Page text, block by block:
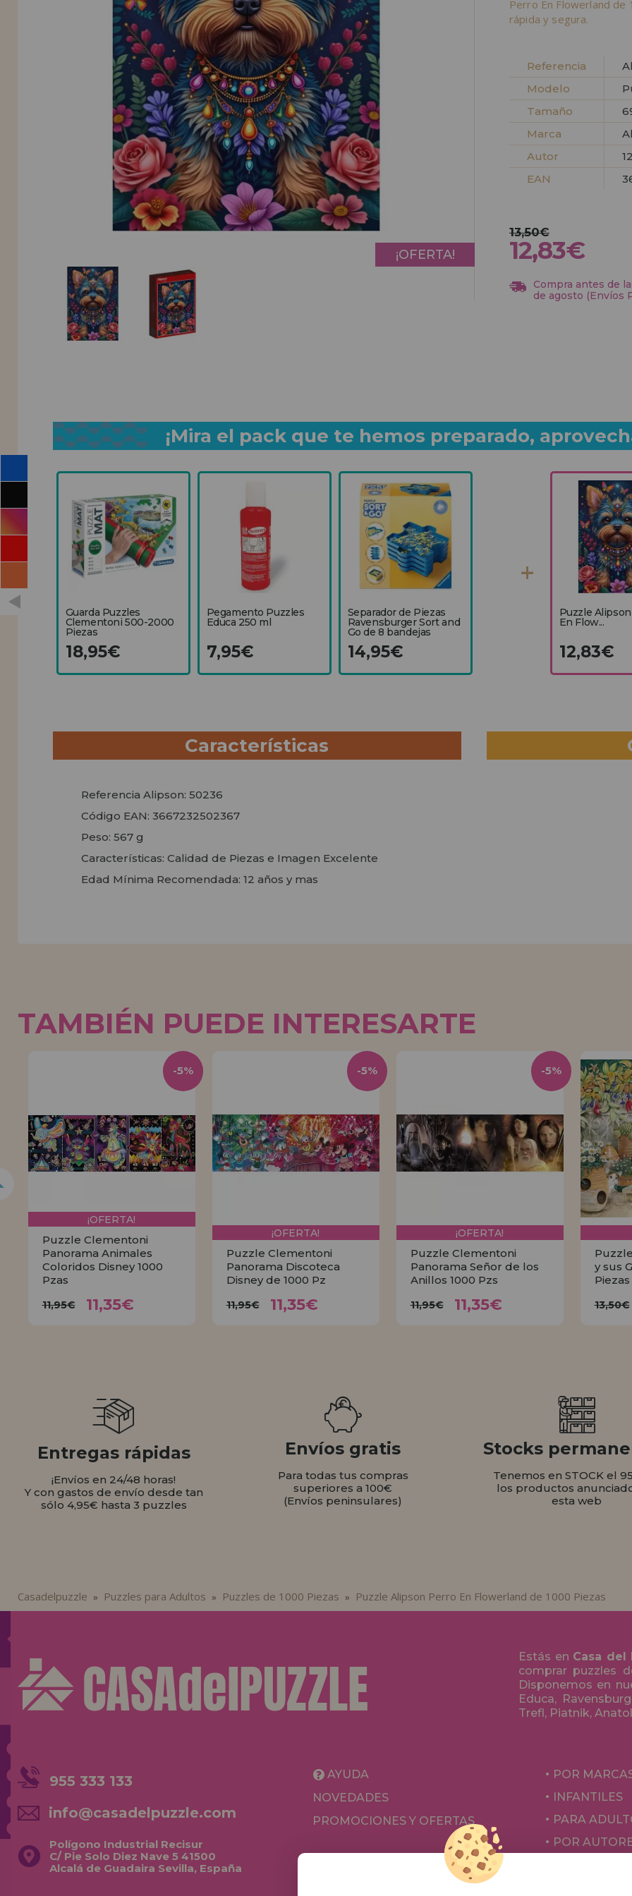
INFORMACIÓN
955 333 133
info@casadelpuzzle.com
Perro En Flowerland
rápida y segura.
Referencia
Modelo
Tamaño
Marca
Autor
EAN
¡OFERTA!
13,50€
12,83€
Compra antes de
de agosto (Envíos
¡Mira el pack que te hemos preparado,
Guarda Puzzles
Clementoni 500-2000
Piezas
18,95€
Pegamento Puzzles
Educa 250 ml
7,95€
Separador de Piezas
Ravensburger Sort and
Go de 8 bandejas
14,95€
Puzzle
En Flow...
12,83€
Características
Referencia Alipson: 50236
Código EAN: 3667232502367
Peso: 567 g
Características: Calidad de Piezas e Imagen Excelente
Edad Mínima Recomendada: 12 años y mas
TAMBIÉN PUEDE INTERESARTE
¡OFERTA!
Puzzle Clementoni
Panorama Animales
Coloridos Disney 1000
Pzas
11,95€ 11,35€
-5%
¡OFERTA!
Puzzle Clementoni
Panorama Discoteca
Disney de 1000 Pz
11,95€ 11,35€
-5%
¡OFERTA!
Puzzle Clementoni
Panorama Señor de los
Anillos 1000 Pzs
11,95€ 11,35€
-5%
y sus
Piezas
13,50€
Entregas rápidas
¡Envíos en 24/48 horas!
Y con gastos de envío desde tan
sólo 4,95€ hasta 3 puzzles
Envíos gratis
Para todas tus compras
superiores a 100€
(Envíos peninsulares)
Stocks
Tenemos en STOCK el
los productos
esta web
Casadelpuzzle » Puzzles para Adultos » Puzzles de 1000 Piezas » Puzzle Alipson Perro En Flowerland de 1000 Piezas
Estás en Casa del
comprar puzzles
Disponemos en
Educa,
Trefl, Piatnik,
955 333 133
info@casadelpuzzle.com
Polígono Industrial Recisur
C/ Pie Solo Diez Nave 5 41500
Alcalá de Guadaira Sevilla, España
AYUDA
NOVEDADES
PROMOCIONES Y OFERTAS
POR
INFANTILES
PARA
POR
JUEGOS DE